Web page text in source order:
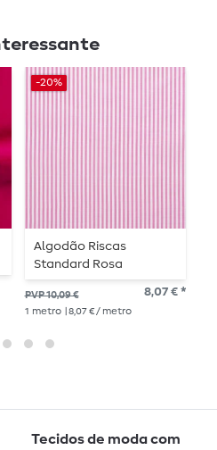
-20%
Algodão Riscas
Standard Rosa
PVP 10,09 € 8,07 € *
1 metro | 8,07 € / metro
Tecidos de moda com